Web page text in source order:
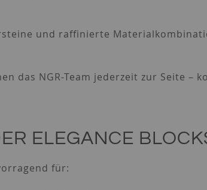
und raffinierte
das NGR-Team jederzeit zur Seite –
ELEGANCE
für: